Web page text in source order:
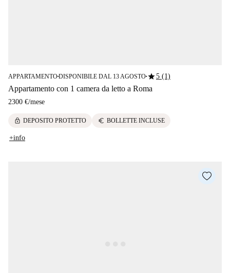
APPARTAMENTO■DISPONIBILE DAL 13 AGOSTO■star5 (1)
Appartamento con 1 camera da letto a Roma
2300 €/mese
lock DEPOSITO PROTETTO euro BOLLETTE INCLUSE
+info